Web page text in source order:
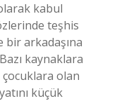
kabul
teşhis
bir arkadaşına
kaynaklara
çocuklara olan
küçük